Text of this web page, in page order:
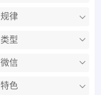
规律
类型
微信
特色